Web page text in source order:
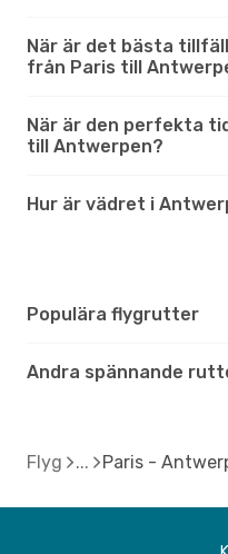
När är det bästa
från Paris till
När är den perfekta
till Antwerpen?
Hur är vädret i
Populära flygrutter
Andra spännande
Flyg Paris -